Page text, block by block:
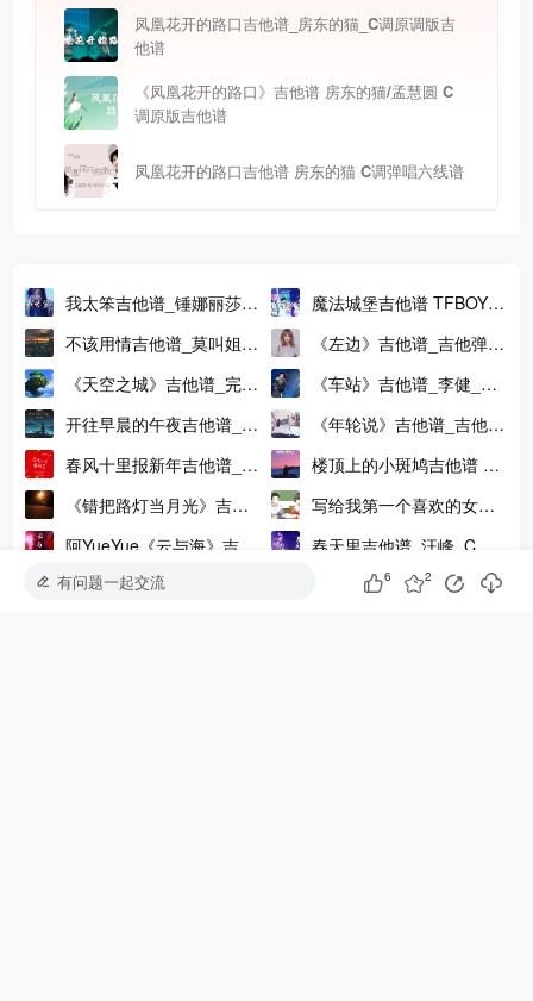
凤凰花开的路口吉他谱_房东的猫_C调原调版吉
他谱
《凤凰花开的路口》吉他谱 房东的猫/孟慧圆 C
调原版吉他谱
凤凰花开的路口吉他谱 房东的猫 C调弹唱六线谱
我太笨吉他谱_锤娜丽莎
_G调编配版吉他弹唱谱
魔法城堡吉他谱 TFBOYS
C调编配版吉他弹唱六线谱
不该用情吉他谱_莫叫姐姐
_吉他弹唱音频示范
《左边》吉他谱_吉他弹唱
视频演示_A调男生版/C调
女生版吉他谱
《天空之城》吉他谱_完整
版指弹六线谱_独奏指弹谱
《车站》吉他谱_李健_吉
他弹唱视频教程_G调指法
吉他谱
开往早晨的午夜吉他谱_柯
柯柯啊_G调编配版吉他六
线谱
《年轮说》吉他谱_吉他弹
唱演示视频_C调原版吉他
谱
春风十里报新年吉他谱_群
星_C调原版弹唱吉他谱
楼顶上的小斑鸠吉他谱 队
长 C调版弹唱六线谱
《错把路灯当月光》吉他
谱-尹昔眠-C调版吉他六线
写给我第一个喜欢的女孩
的歌吉他谱_洛天依_C调
阿YueYue《云与海》吉他
谱_C调吉他弹唱高清六线
春天里吉他谱_汪峰_C调
初学版吉他弹唱谱
《谪仙》吉他谱_伊格赛
《少年锦时》吉他谱_吉他
有问题一起交流 6 2